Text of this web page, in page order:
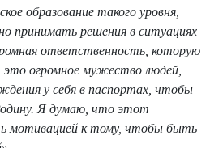
образование такого уровня,
принимать решения в ситуациях
ответственность, которую
это огромное мужество людей,
у себя в паспортах, чтобы
Я думаю, что этот
мотивацией к тому, чтобы быть